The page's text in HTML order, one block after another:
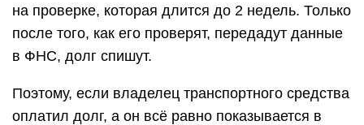
на проверке, которая длится до 2 недель. Только
после того, как его проверят, передадут данные
в ФНС, долг спишут.
Поэтому, если владелец транспортного средства
оплатил долг, а он всё равно показывается в